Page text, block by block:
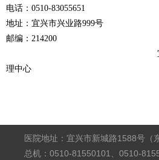
电话： 0510-83055651
地址：宜兴市兴业路999号
邮编： 214200
理中心
医院地址：宜兴市新城路1588号（
总机：0510-81550101、0510-